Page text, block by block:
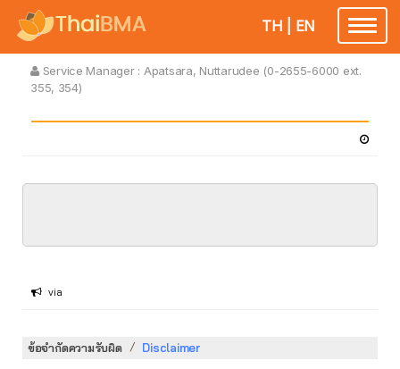
Toggle
TH EN
Service Manager : Apatsara, Nuttarudee (0-2655-6000 ext.
355, 354)
via
ข้อจำกัดความรับผิด / Disclaimer